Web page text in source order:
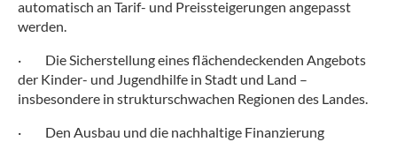
automatisch an Tarif- und Preissteigerungen angepasst
werden.
· Die Sicherstellung eines flächendeckenden Angebots
der Kinder- und Jugendhilfe in Stadt und Land –
insbesondere in strukturschwachen Regionen des Landes.
· Den Ausbau und die nachhaltige Finanzierung